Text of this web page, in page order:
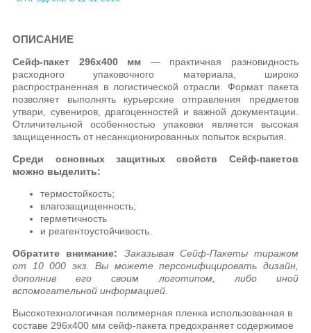
ОПИСАНИЕ
Сейф-пакет 296х400 мм — практичная разновидность
расходного упаковочного материала, широко
распространенная в логистической отрасли. Формат пакета
позволяет выполнять курьерские отправления предметов
утвари, сувениров, драгоценностей и важной документации.
Отличительной особенностью упаковки является высокая
защищенность от несанкционированных попыток вскрытия.
Среди основных защитных свойств Сейф-пакетов
можно выделить:
термостойкость;
влагозащищенность;
герметичность
и реагентоустойчивость.
Обратите внимание:
Заказывая Сейф-Пакеты тиражом
от 10 000 экз. Вы можете персонифицировать дизайн,
дополнив его своим логотипом, либо иной
вспомогательной информацией.
Высокотехнологичная полимерная пленка использованная в
составе 296х400 мм сейф-пакета предохраняет содержимое